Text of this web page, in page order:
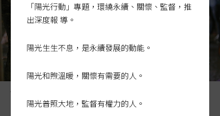
一般的乳牛場，一天幫乳牛擠兩次奶。 記者黃仲裕／攝影
「陽光行動」專題，環繞永續、關懷、監督，推
出深度報 導。
陽光生生不息，是永續發展的動能。
陽光和煦溫暖，關懷有需要的人。
陽光普照大地，監督有權力的人。